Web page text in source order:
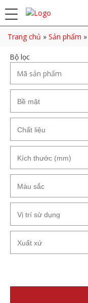
Trang chủ » Sản phẩm »
Bộ lọc